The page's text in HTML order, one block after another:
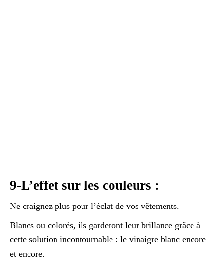
9-L’effet sur les couleurs :
Ne craignez plus pour l’éclat de vos vêtements.
Blancs ou colorés, ils garderont leur brillance grâce à
cette solution incontournable : le vinaigre blanc encore
et encore.